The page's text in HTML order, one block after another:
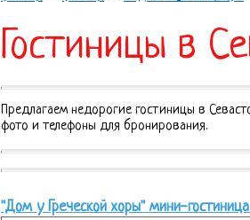
Гостиницы в
Предлагаем недорогие гостиницы в
фото и телефоны для бронирования.
"Дом у Греческой хоры" мини-